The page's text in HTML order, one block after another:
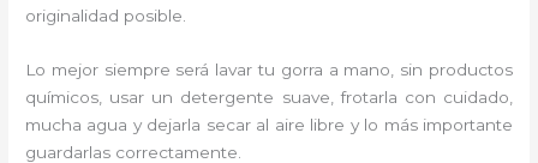
originalidad posible.
Lo mejor siempre será lavar tu gorra a mano, sin productos
químicos, usar un detergente suave, frotarla con cuidado,
mucha agua y dejarla secar al aire libre y lo más importante
guardarlas correctamente.